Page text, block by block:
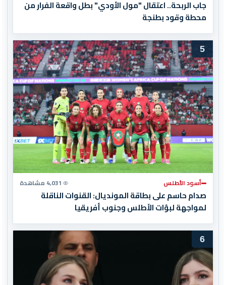
جاب الربحة.. اعتقال "مول الأودي" بطل واقعة الفرار من
محطة وقود بطنجة
5
أسود الأطلس 4,031 مشاهدة
صدام حاسم على بطاقة المونديال: القنوات الناقلة
لمواجهة لبؤات الأطلس وجنوب أفريقيا
6